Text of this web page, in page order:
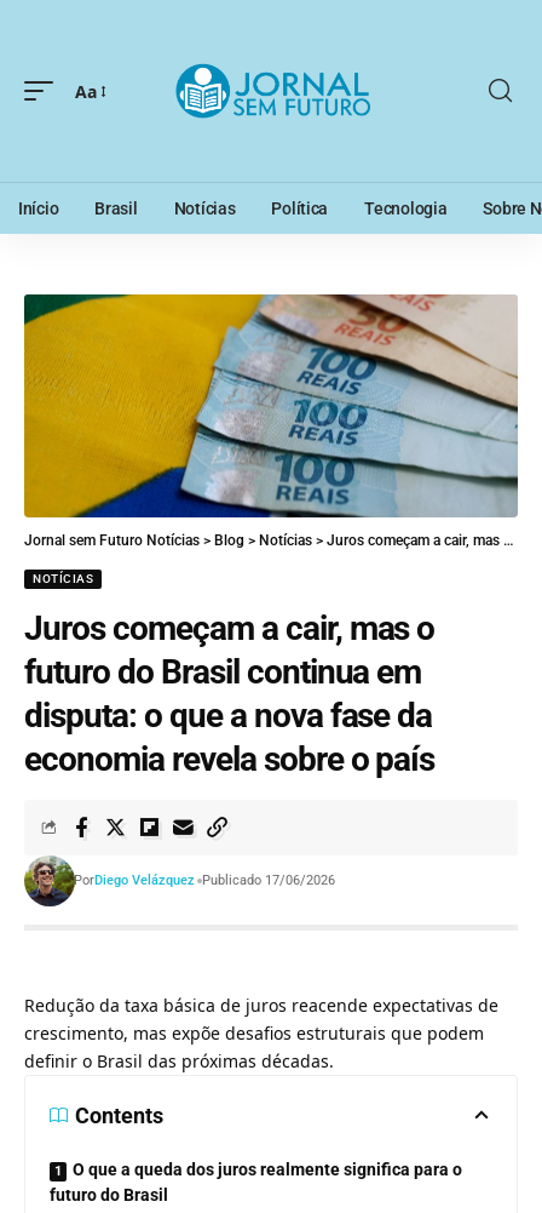
Aa
Início Brasil Notícias Política Tecnologia Sobre
Jornal sem Futuro Notícias > Blog > Notícias > Juros começam a cair, mas o futuro do Brasil continua em disputa: o que a nova fase da economia revela sobre o país
NOTÍCIAS
Juros começam a cair, mas o
futuro do Brasil continua em
disputa: o que a nova fase da
economia revela sobre o país
PorDiego Velázquez Publicado 17/06/2026
Redução da taxa básica de juros reacende expectativas de
crescimento, mas expõe desafios estruturais que podem
definir o Brasil das próximas décadas.
Contents
O que a queda dos juros realmente significa para o
futuro do Brasil